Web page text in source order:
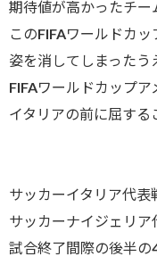
期待値が高かったチー
このFIFAワールドカ
姿を消してしまったう
FIFAワールドカップ
イタリアの前に屈する
サッカーイタリア代表
サッカーナイジェリア
試合終了間際の後半